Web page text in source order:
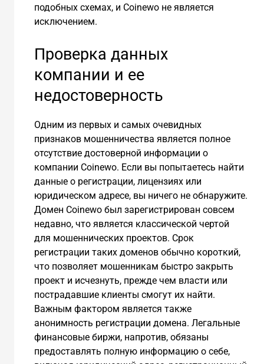
подобных схемах, и Coinewo не является
исключением.
Проверка данных
компании и ее
недостоверность
Одним из первых и самых очевидных
признаков мошенничества является полное
отсутствие достоверной информации о
компании Coinewo. Если вы попытаетесь найти
данные о регистрации, лицензиях или
юридическом адресе, вы ничего не обнаружите.
Домен Coinewo был зарегистрирован совсем
недавно, что является классической чертой
для мошеннических проектов. Срок
регистрации таких доменов обычно короткий,
что позволяет мошенникам быстро закрыть
проект и исчезнуть, прежде чем власти или
пострадавшие клиенты смогут их найти.
Важным фактором является также
анонимность регистрации домена. Легальные
финансовые биржи, напротив, обязаны
предоставлять полную информацию о себе,